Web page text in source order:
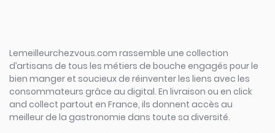
Lemeilleurchezvous.com rassemble une collection
d’artisans de tous les métiers de bouche engagés pour le
bien manger et soucieux de réinventer les liens avec les
consommateurs grâce au digital. En livraison ou en click
and collect partout en France, ils donnent accès au
meilleur de la gastronomie dans toute sa diversité.